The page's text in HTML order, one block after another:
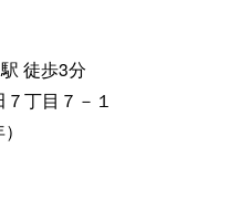
徒歩3分
丁目７－１